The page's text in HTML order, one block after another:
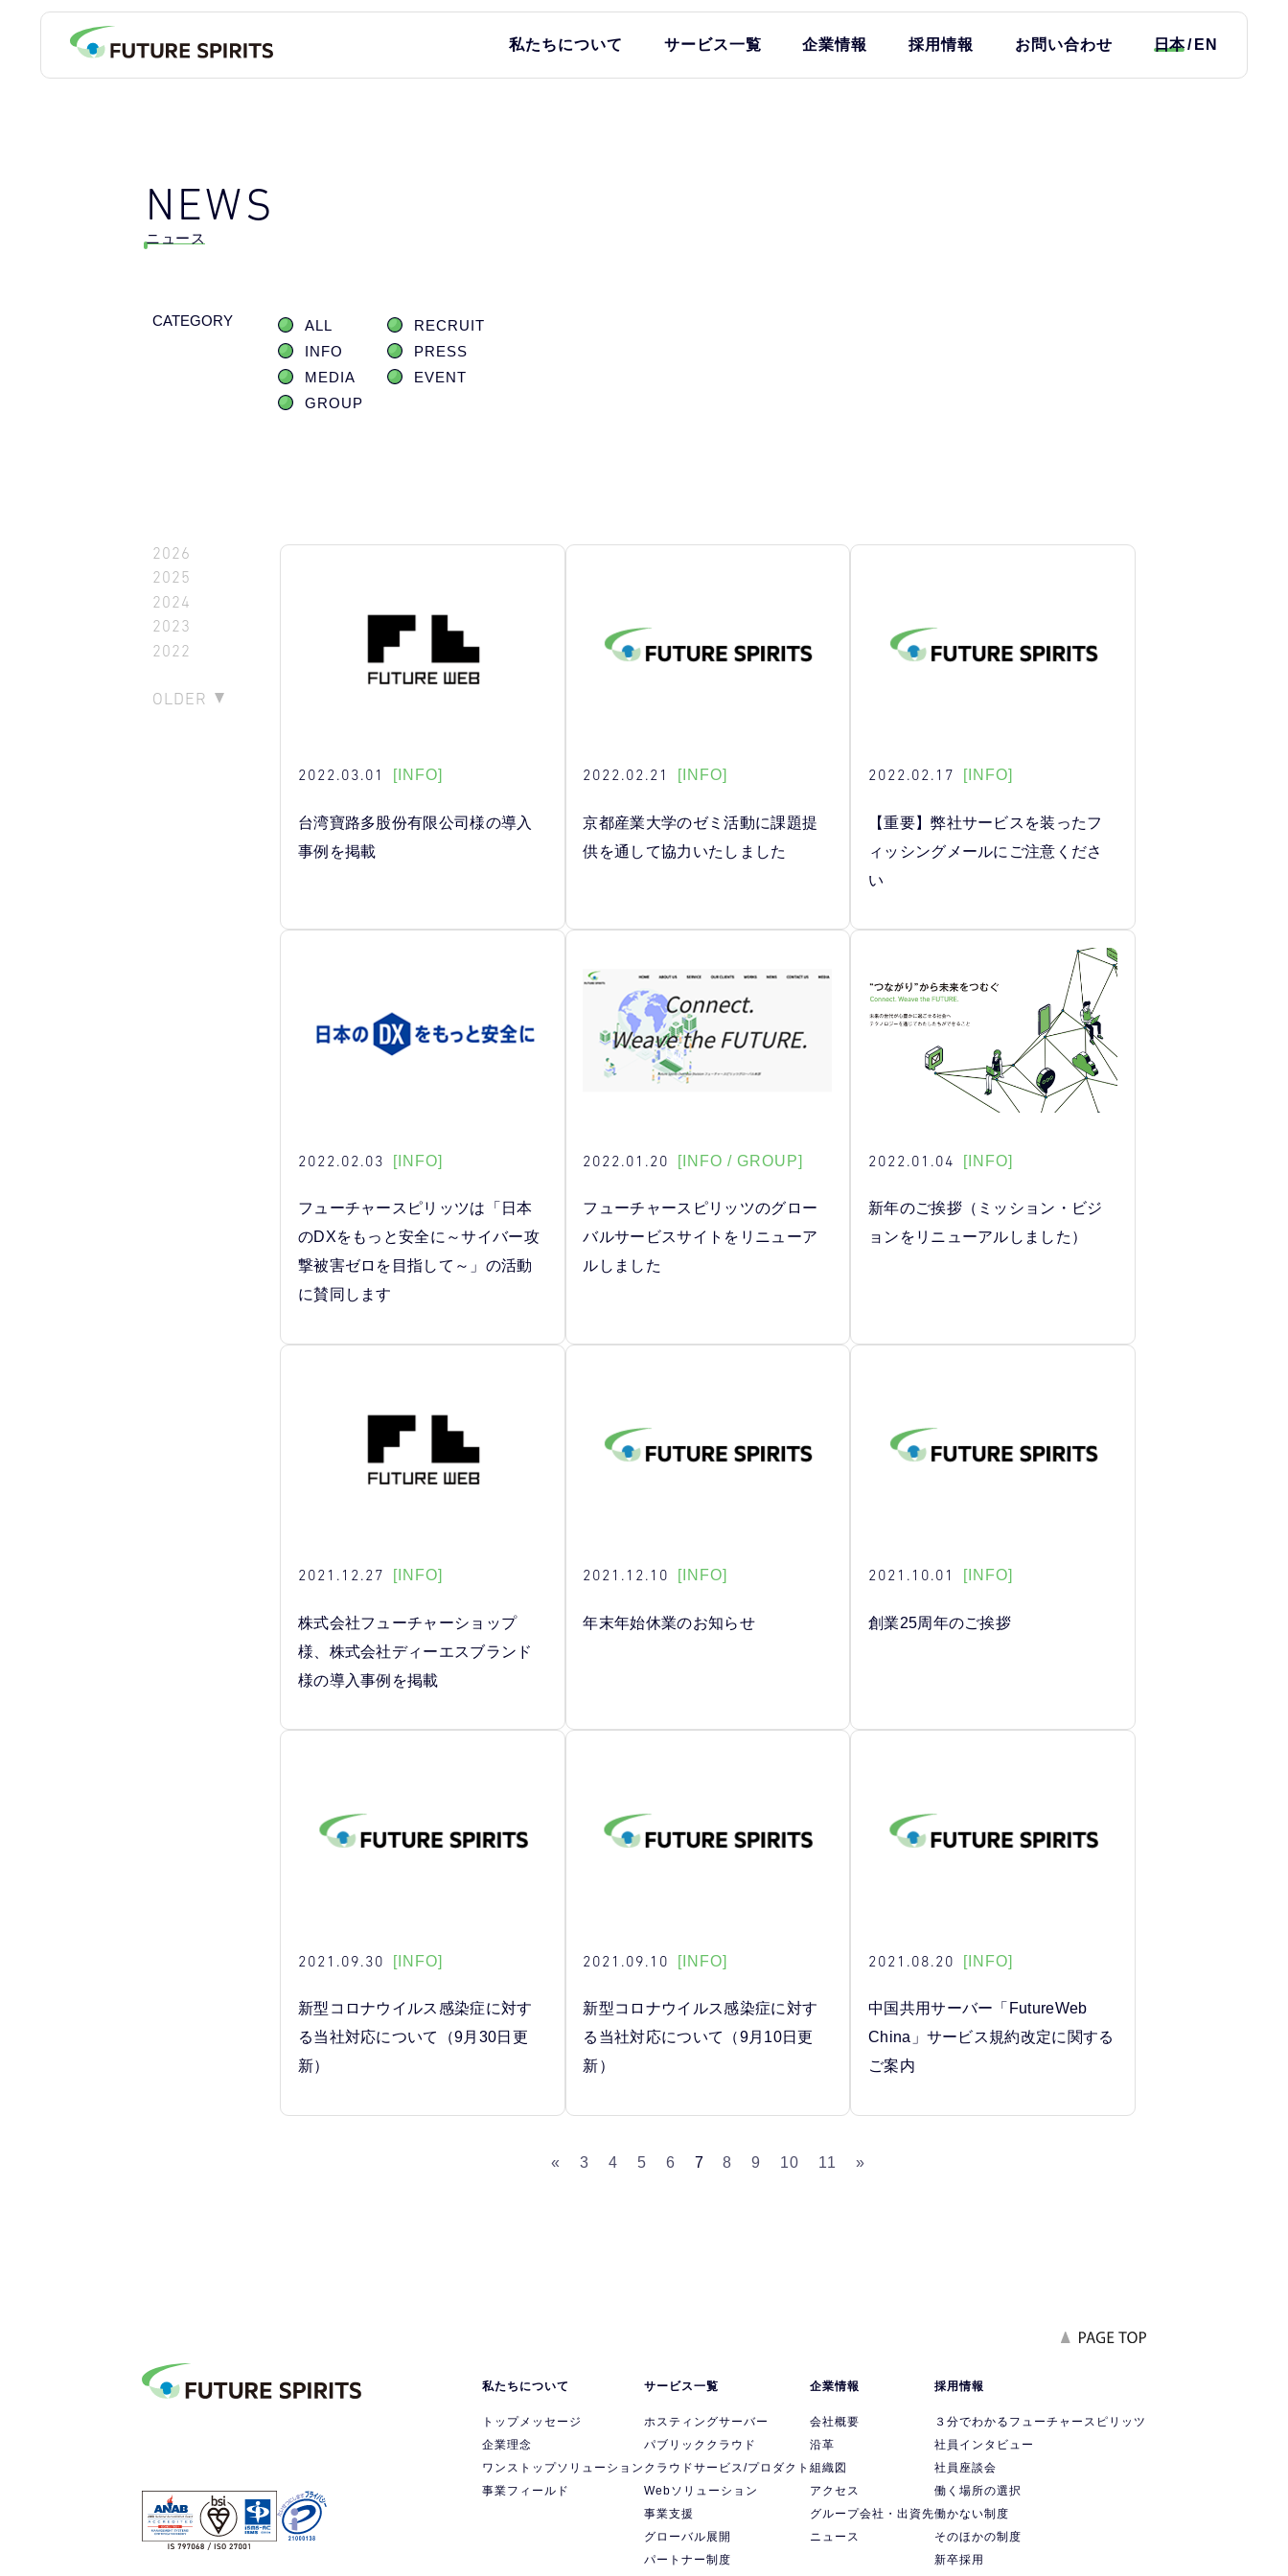
私たちについて サービス一覧 企業情報 採用情報 お問い合わせ 日本 EN
NEWS
ニュース
CATEGORY ALL
RECRUIT
INFO
PRESS
MEDIA
EVENT
GROUP
2026
2025
2024
2023
2022
OLDER
2022.03.01 [INFO]
台湾寶路多股份有限公司様の導入
事例を掲載
2022.02.21 [INFO]
京都産業大学のゼミ活動に課題提
供を通して協力いたしました
2022.02.17 [INFO]
【重要】弊社サービスを装ったフ
ィッシングメールにご注意くださ
い
2022.02.03 [INFO]
フューチャースピリッツは「日本
のDXをもっと安全に～サイバー攻
撃被害ゼロを目指して～」の活動
に賛同します
2022.01.20 [INFO / GROUP]
フューチャースピリッツのグロー
バルサービスサイトをリニューア
ルしました
2022.01.04 [INFO]
新年のご挨拶（ミッション・ビジ
ョンをリニューアルしました）
2021.12.27 [INFO]
株式会社フューチャーショップ
様、株式会社ディーエスブランド
様の導入事例を掲載
2021.12.10 [INFO]
年末年始休業のお知らせ
2021.10.01 [INFO]
創業25周年のご挨拶
2021.09.30 [INFO]
新型コロナウイルス感染症に対す
る当社対応について（9月30日更
新）
2021.09.10 [INFO]
新型コロナウイルス感染症に対す
る当社対応について（9月10日更
新）
2021.08.20 [INFO]
中国共用サーバー「FutureWeb
China」サービス規約改定に関する
ご案内
« 3 4 5 6 7 8 9 10 11 »
私たちについて
トップメッセージ
企業理念
ワンストップソリューション
事業フィールド
サービス一覧
ホスティングサーバー
パブリッククラウド
クラウドサービス/プロダクト
Webソリューション
事業支援
グローバル展開
パートナー制度
企業情報
会社概要
沿革
組織図
アクセス
グループ会社・出資先
ニュース
採用情報
３分でわかるフューチャースピリッツ
社員インタビュー
社員座談会
働く場所の選択
働かない制度
そのほかの制度
新卒採用